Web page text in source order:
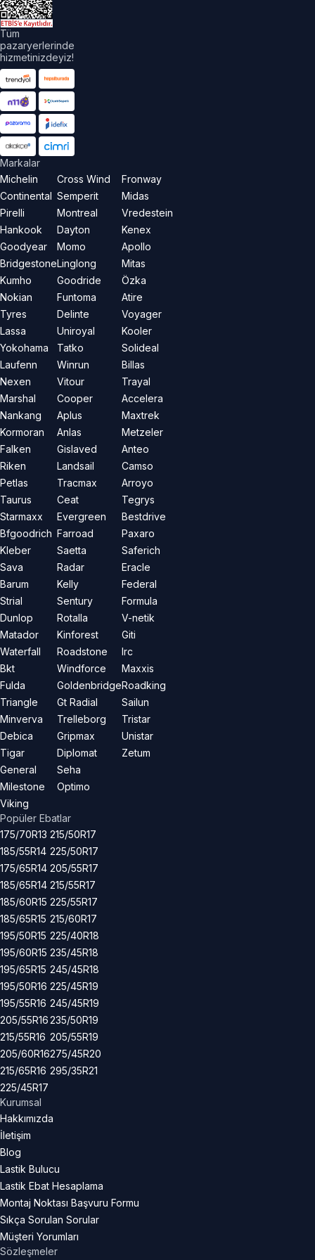
Tüm
pazaryerlerinde
hizmetinizdeyiz!
Markalar
Michelin
Continental
Pirelli
Hankook
Goodyear
Bridgestone
Kumho
Nokian
Tyres
Lassa
Yokohama
Laufenn
Nexen
Marshal
Nankang
Kormoran
Falken
Riken
Petlas
Taurus
Starmaxx
Bfgoodrich
Kleber
Sava
Barum
Strial
Dunlop
Matador
Waterfall
Bkt
Fulda
Triangle
Minverva
Debica
Tigar
General
Milestone
Viking
Cross Wind
Semperit
Montreal
Dayton
Momo
Linglong
Goodride
Funtoma
Delinte
Uniroyal
Tatko
Winrun
Vitour
Cooper
Aplus
Anlas
Gislaved
Landsail
Tracmax
Ceat
Evergreen
Farroad
Saetta
Radar
Kelly
Sentury
Rotalla
Kinforest
Roadstone
Windforce
Goldenbridge
Gt Radial
Trelleborg
Gripmax
Diplomat
Seha
Optimo
Fronway
Midas
Vredestein
Kenex
Apollo
Mitas
Özka
Atire
Voyager
Kooler
Solideal
Billas
Trayal
Accelera
Maxtrek
Metzeler
Anteo
Camso
Arroyo
Tegrys
Bestdrive
Paxaro
Saferich
Eracle
Federal
Formula
V-netik
Giti
Irc
Maxxis
Roadking
Sailun
Tristar
Unistar
Zetum
Popüler Ebatlar
175/70R13
185/55R14
175/65R14
185/65R14
185/60R15
185/65R15
195/50R15
195/60R15
195/65R15
195/50R16
195/55R16
205/55R16
215/55R16
205/60R16
215/65R16
225/45R17
215/50R17
225/50R17
205/55R17
215/55R17
225/55R17
215/60R17
225/40R18
235/45R18
245/45R18
225/45R19
245/45R19
235/50R19
205/55R19
275/45R20
295/35R21
Kurumsal
Hakkımızda
İletişim
Blog
Lastik Bulucu
Lastik Ebat Hesaplama
Montaj Noktası Başvuru Formu
Sıkça Sorulan Sorular
Müşteri Yorumları
Sözleşmeler